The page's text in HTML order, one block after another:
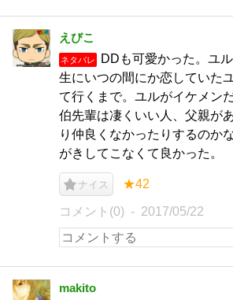
えびこ
ネタバレ
DDも可愛かった。ユ
生にいつの間にか恋していた
て行くまで。ユルがイケメン
伯先輩は凄くいい人、父親が
り仲良くなかったりするのか
がきしてこなくて良かった。
ナイス ★42
コメント(0) 2017/05/22
makito